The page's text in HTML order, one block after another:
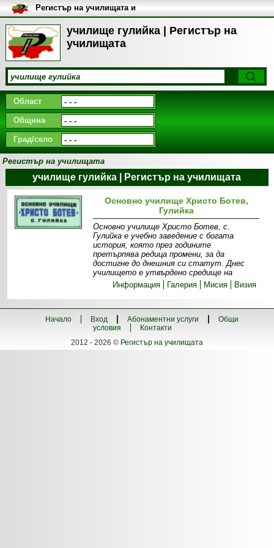
училище гулийка | Регистър на
училищата
Регистър на училищата и
университетите в България
Област
Община
Град/село
Регистър на училищата
училище гулийка | Регистър на училищата
Основно училище Христо Ботев,
Гулийка
Основно училище Христо Ботев, с.
Гулийка е учебно заведение с богата
история, която през годините
претърпява редица промени, за да
достигне до днешния си статут. Днес
училището е утвърдено средище на
Информация
Галерия Мисия Визия
Начало Вход Абонаментни услуги
Общи
условия
Контакти
2012 - 2026 © Регистър на училищата